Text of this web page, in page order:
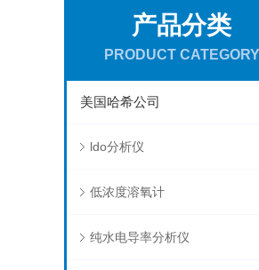
产品分类
PRODUCT CATEGORY
美国哈希公司
ldo分析仪
低浓度溶氧计
纯水电导率分析仪